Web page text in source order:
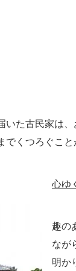
た古民家は
くつろぐこと
心ゆ
趣の
なが
明か